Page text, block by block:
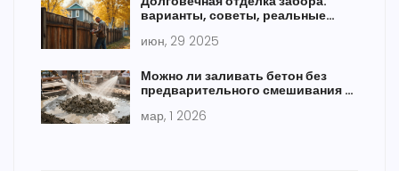
варианты, советы, реальные
июн, 29 2025
Можно ли заливать бетон без
предварительного смешивания с
мар, 1 2026